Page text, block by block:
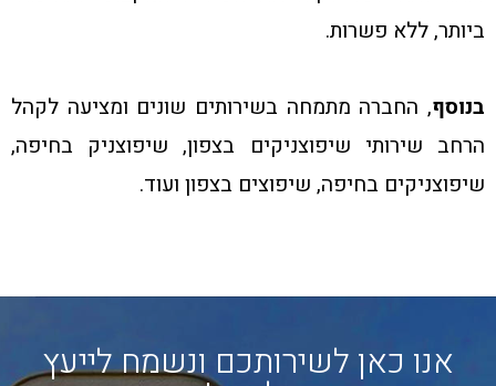
ביותר, ללא פשרות.
בנוסף, החברה מתמחה בשירותים שונים ומציעה לקהל
הרחב שירותי שיפוצניקים בצפון, שיפוצניק בחיפה,
שיפוצניקים בחיפה, שיפוצים בצפון ועוד.
אנו כאן לשירותכם ונשמח לייעץ